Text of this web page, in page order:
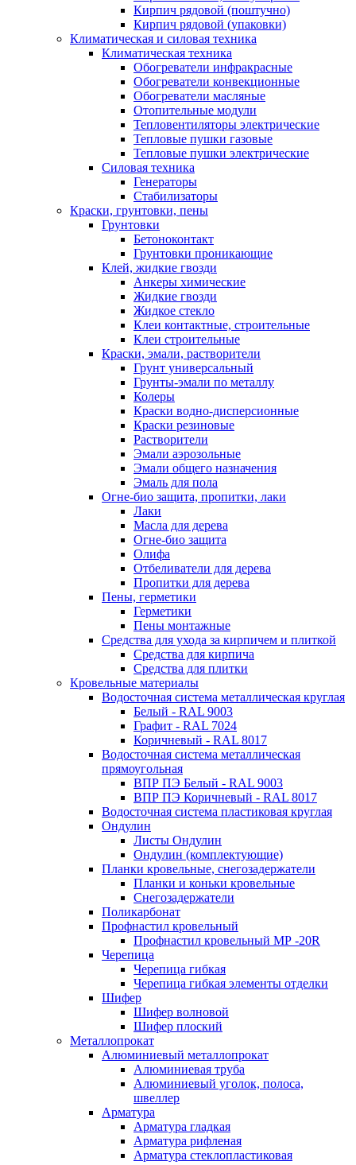
Кирпич рядовой (поштучно)
Кирпич рядовой (упаковки)
Климатическая и силовая техника
Климатическая техника
Обогреватели инфракрасные
Обогреватели конвекционные
Обогреватели масляные
Отопительные модули
Тепловентиляторы электрические
Тепловые пушки газовые
Тепловые пушки электрические
Силовая техника
Генераторы
Стабилизаторы
Краски, грунтовки, пены
Грунтовки
Бетоноконтакт
Грунтовки проникающие
Клей, жидкие гвозди
Анкеры химические
Жидкие гвозди
Жидкое стекло
Клеи контактные, строительные
Клеи строительные
Краски, эмали, растворители
Грунт универсальный
Грунты-эмали по металлу
Колеры
Краски водно-дисперсионные
Краски резиновые
Растворители
Эмали аэрозольные
Эмали общего назначения
Эмаль для пола
Огне-био защита, пропитки, лаки
Лаки
Масла для дерева
Огне-био защита
Олифа
Отбеливатели для дерева
Пропитки для дерева
Пены, герметики
Герметики
Пены монтажные
Средства для ухода за кирпичем и плиткой
Средства для кирпича
Средства для плитки
Кровельные материалы
Водосточная система металлическая круглая
Белый - RAL 9003
Графит - RAL 7024
Коричневый - RAL 8017
Водосточная система металлическая
прямоугольная
ВПР ПЭ Белый - RAL 9003
ВПР ПЭ Коричневый - RAL 8017
Водосточная система пластиковая круглая
Ондулин
Листы Ондулин
Ондулин (комплектующие)
Планки кровельные, снегозадержатели
Планки и коньки кровельные
Снегозадержатели
Поликарбонат
Профнастил кровельный
Профнастил кровельный МР -20R
Черепица
Черепица гибкая
Черепица гибкая элементы отделки
Шифер
Шифер волновой
Шифер плоский
Металлопрокат
Алюминиевый металлопрокат
Алюминиевая труба
Алюминиевый уголок, полоса,
швеллер
Арматура
Арматура гладкая
Арматура рифленая
Арматура стеклопластиковая